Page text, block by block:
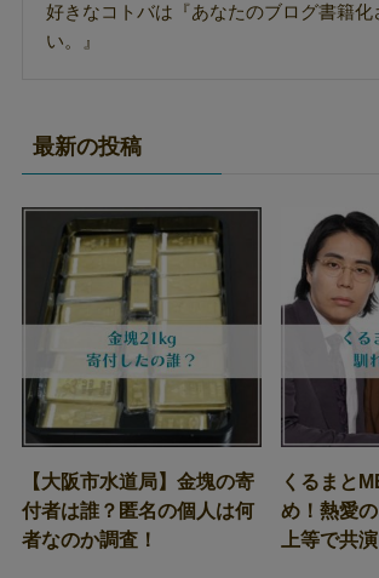
好きなコトバは『あなたのブログ書籍化
い。』
最新の投稿
【大阪市水道局】金塊の寄
付者は誰？匿名の個人は何
者なのか調査！
くるまと
め！熱愛
上等で共